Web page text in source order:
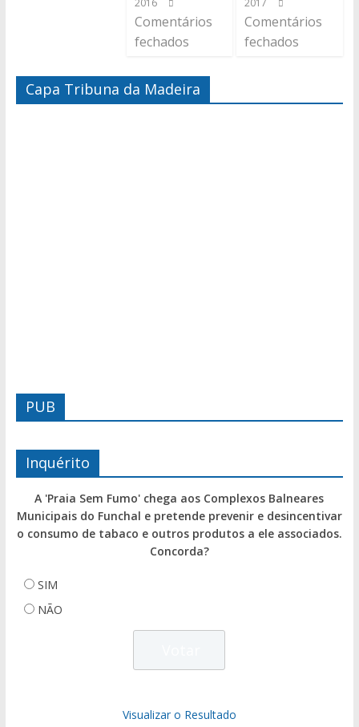
2016
Comentários
fechados
2017
Comentários
fechados
Capa Tribuna da Madeira
PUB
Inquérito
A 'Praia Sem Fumo' chega aos Complexos Balneares
Municipais do Funchal e pretende prevenir e desincentivar
o consumo de tabaco e outros produtos a ele associados.
Concorda?
SIM
NÃO
Visualizar o Resultado